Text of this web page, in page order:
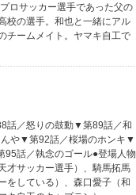
ロサッカー選手であった父の
校の選手。和也と一緒にアル
チームメイト。ヤマキ自工で
話／怒りの鼓動▼第89話／和
や▼第92話／桜場のホンキ▼
話／執念のゴール●登場人物
才サッカー選手）、騎馬拓馬
をしている）、森口愛子（和